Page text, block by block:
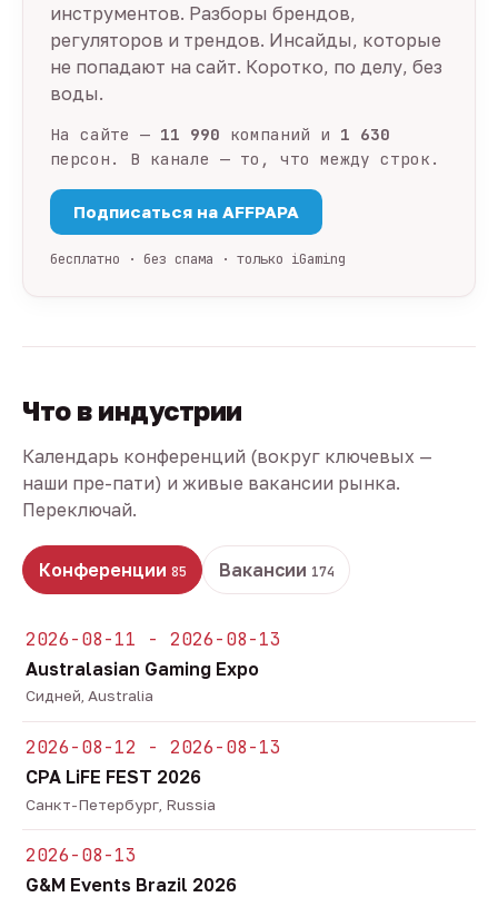
инструментов. Разборы брендов,
регуляторов и трендов. Инсайды, которые
не попадают на сайт. Коротко, по делу, без
воды.
На сайте — 11 990 компаний и 1 630
персон. В канале — то, что между строк.
Подписаться на AFFPAPA
бесплатно · без спама · только iGaming
Что в индустрии
Календарь конференций (вокруг ключевых —
наши пре-пати) и живые вакансии рынка.
Переключай.
Конференции 85 Вакансии 174
2026-08-11 - 2026-08-13
Australasian Gaming Expo
Сидней, Australia
2026-08-12 - 2026-08-13
CPA LiFE FEST 2026
Санкт-Петербург, Russia
2026-08-13
G&M Events Brazil 2026